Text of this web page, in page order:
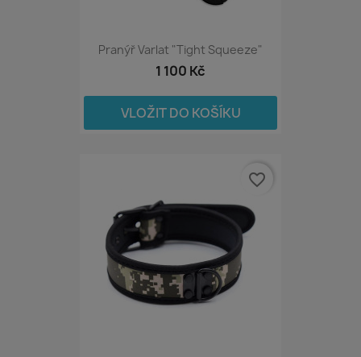
Pranýř Varlat "Tight Squeeze"
1 100 Kč
VLOŽIT DO KOŠÍKU
favorite_border